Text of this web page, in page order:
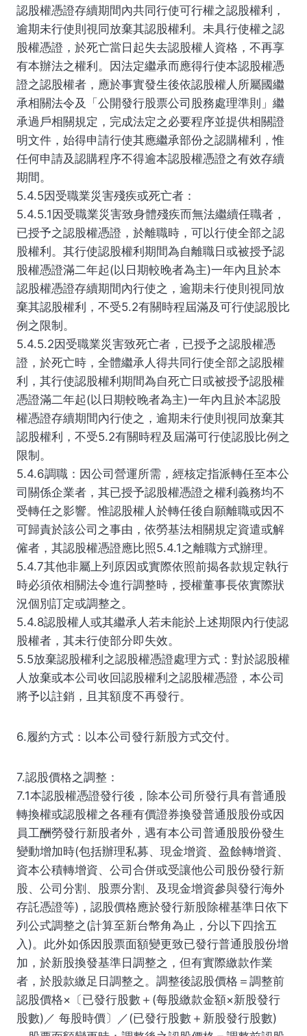
認股權憑證存續期間內共同行使可行權之認股權利，
逾期未行使則視同放棄其認股權利。未具行使權之認
股權憑證，於死亡當日起失去認股權人資格，不再享
有本辦法之權利。因法定繼承而應得行使本認股權憑
證之認股權者，應於事實發生後依認股權人所屬國繼
承相關法令及「公開發行股票公司股務處理準則」繼
承過戶相關規定，完成法定之必要程序並提供相關證
明文件，始得申請行使其應繼承部份之認購權利，惟
任何申請及認購程序不得逾本認股權憑證之有效存續
期間。
5.4.5因受職業災害殘疾或死亡者：
5.4.5.1因受職業災害致身體殘疾而無法繼續任職者，
已授予之認股權憑證，於離職時，可以行使全部之認
股權利。其行使認股權利期間為自離職日或被授予認
股權憑證滿二年起(以日期較晚者為主)一年內且於本
認股權憑證存續期間內行使之，逾期未行使則視同放
棄其認股權利，不受5.2有關時程屆滿及可行使認股比
例之限制。
5.4.5.2因受職業災害致死亡者，已授予之認股權憑
證，於死亡時，全體繼承人得共同行使全部之認股權
利，其行使認股權利期間為自死亡日或被授予認股權
憑證滿二年起(以日期較晚者為主)一年內且於本認股
權憑證存續期間內行使之，逾期未行使則視同放棄其
認股權利，不受5.2有關時程及屆滿可行使認股比例之
限制。
5.4.6調職：因公司營運所需，經核定指派轉任至本公
司關係企業者，其已授予認股權憑證之權利義務均不
受轉任之影響。惟認股權人於轉任後自願離職或因不
可歸責於該公司之事由，依勞基法相關規定資遣或解
僱者，其認股權憑證應比照5.4.1之離職方式辦理。
5.4.7其他非屬上列原因或實際依照前揭各款規定執行
時必須依相關法令進行調整時，授權董事長依實際狀
況個別訂定或調整之。
5.4.8認股權人或其繼承人若未能於上述期限內行使認
股權者，其未行使部分即失效。
5.5放棄認股權利之認股權憑證處理方式：對於認股權
人放棄或本公司收回認股權利之認股權憑證，本公司
將予以註銷，且其額度不再發行。
6.履約方式：以本公司發行新股方式交付。
7.認股價格之調整：
7.1本認股權憑證發行後，除本公司所發行具有普通股
轉換權或認股權之各種有價證券換發普通股股份或因
員工酬勞發行新股者外，遇有本公司普通股股份發生
變動增加時(包括辦理私募、現金增資、盈餘轉增資、
資本公積轉增資、公司合併或受讓他公司股份發行新
股、公司分割、股票分割、及現金增資參與發行海外
存託憑證等)，認股價格應於發行新股除權基準日依下
列公式調整之(計算至新台幣角為止，分以下四捨五
入)。此外如係因股票面額變更致已發行普通股股份增
加，於新股換發基準日調整之，但有實際繳款作業
者，於股款繳足日調整之。調整後認股價格＝調整前
認股價格×〔已發行股數＋(每股繳款金額×新股發行
股數)／ 每股時價〕／(已發行股數＋新股發行股數)